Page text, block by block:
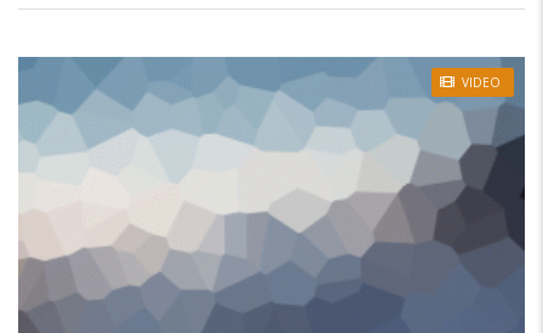
VIDEO